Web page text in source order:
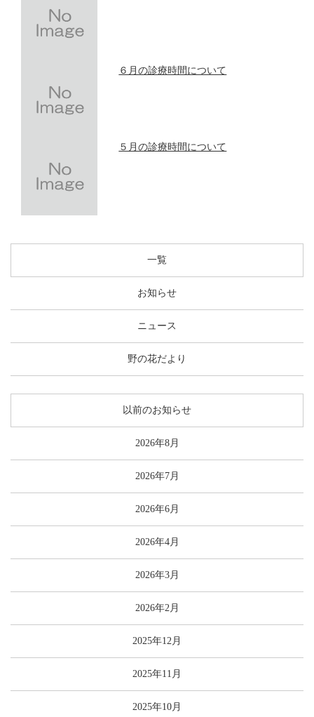
６月の診療時間について
５月の診療時間について
一覧
お知らせ
ニュース
野の花だより
以前のお知らせ
2026年8月
2026年7月
2026年6月
2026年4月
2026年3月
2026年2月
2025年12月
2025年11月
2025年10月